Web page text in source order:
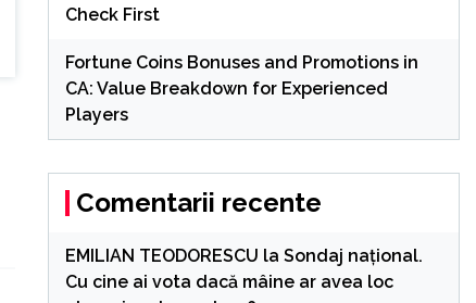
Check First
Fortune Coins Bonuses and Promotions in
CA: Value Breakdown for Experienced
Players
Comentarii recente
EMILIAN TEODORESCU la Sondaj național.
Cu cine ai vota dacă mâine ar avea loc